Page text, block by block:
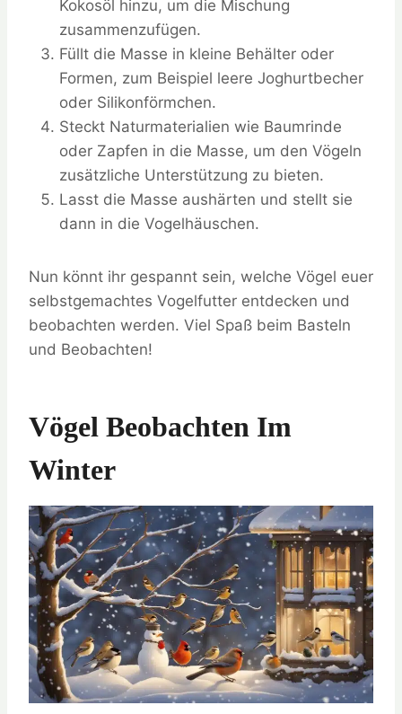
Kokosöl hinzu, um die Mischung
zusammenzufügen.
Füllt die Masse in kleine Behälter oder
Formen, zum Beispiel leere Joghurtbecher
oder Silikonförmchen.
Steckt Naturmaterialien wie Baumrinde
oder Zapfen in die Masse, um den Vögeln
zusätzliche Unterstützung zu bieten.
Lasst die Masse aushärten und stellt sie
dann in die Vogelhäuschen.
Nun könnt ihr gespannt sein, welche Vögel euer
selbstgemachtes Vogelfutter entdecken und
beobachten werden. Viel Spaß beim Basteln
und Beobachten!
Vögel Beobachten Im
Winter